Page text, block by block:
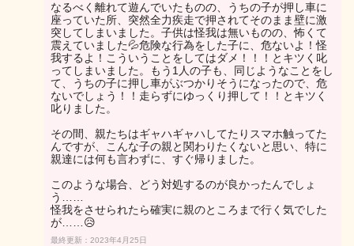
なるべく離れて遊んでいたものの、うちの子が押し車に
座っていた所、突然全力疾走で押されてそのまま壁に激
突してしまいました。子供は怪我は無いものの、怖くて
震えていました💦危険な行為をした子に、危ないよ！怪
我するよ！こういうことをしてはダメ！！！とキツく叱
ってしまいました。もう1人の子も、同じようなことをし
て、うちの子に押し車がぶつかりそうになったので、危
ないでしょう！！走らずにゆっくり押して！！とキツく
叱りました。
その間、親たちはギャハギャハしてたりスマホ触ってた
んですが、こんな子の親と関わりたくないと思い、特に
親達には何も言わずに、すぐ帰りました。
このような場合、どう対処するのが良かったんでしょ
う……
怪我をさせられたら確実に親のところまで行く気でした
が……😥
最終更新：2023年4月25日